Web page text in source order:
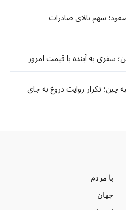
سهم بالای صادرات
سفری به آینده با قیمت امروز
چین؛ تکرار روایت دروغ به جای
با مردم
جهان